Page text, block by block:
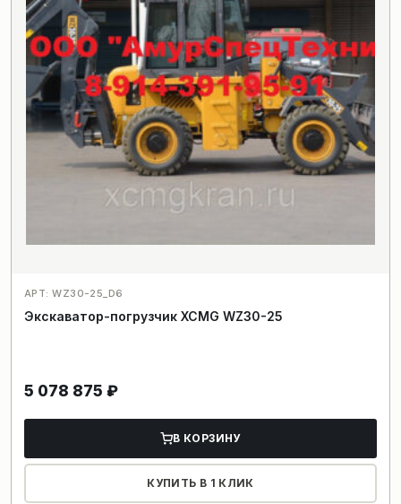
АРТ: WZ30-25_D6
Экскаватор-погрузчик XCMG WZ30-25
5 078 875 ₽
В КОРЗИНУ
КУПИТЬ В 1 КЛИК